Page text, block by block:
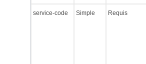
service-code Simple Requis